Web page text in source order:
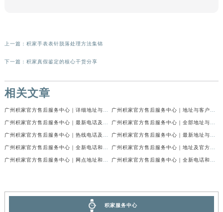
上一篇： 积家手表表针脱落处理方法集锦
下一篇： 积家真假鉴定的核心干货分享
相关文章
广州积家官方售后服务中心｜详细地址与官方电话权威信息公示（2026年7月最新） 广州积家官方售后服务中心｜地址与客户服务热线权威信息公示（2026年7月最新）
广州积家官方售后服务中心｜最新电话及维修地址权威信息公示（2026年7月最新） 广州积家官方售后服务中心｜全部地址与售后电话权威信息公示（2026年7月最新）
广州积家官方售后服务中心｜热线电话及门店地址权威信息公示（2026年6月最新） 广州积家官方售后服务中心｜最新地址与售后热线权威信息公示（2026年6月最新）
广州积家官方售后服务中心｜全新电话和完整地址权威信息公示（2026年6月最新） 广州积家官方售后服务中心｜地址及官方联系电话权威信息公示（2026年6月最新）
广州积家官方售后服务中心｜网点地址和官方热线权威信息公示（2026年6月最新） 广州积家官方售后服务中心｜全新电话和网点地址权威信息公示（2026年6月最新）
积家服务中心